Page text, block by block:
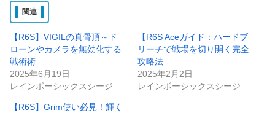
関連
【R6S】VIGILの真骨頂～ド
ローンやカメラを無効化する
戦術術
2025年6月19日
レインボーシックスシージ
【R6S Aceガイド：ハードブ
リーチで戦場を切り開く完全
攻略法
2025年2月2日
レインボーシックスシージ
【R6S】Grim使い必見！輝く